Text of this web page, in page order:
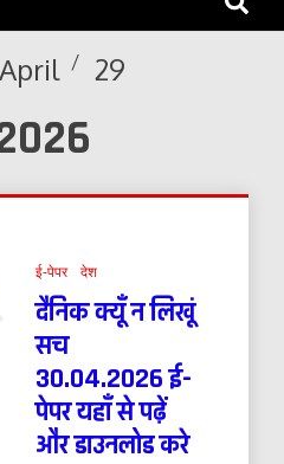
April 29
ई-पेपर देश
दैनिक क्यूँ न लिखूं
सच
30.04.2026 ई-
पेपर यहाँ से पढ़ें
और डाउनलोड करे